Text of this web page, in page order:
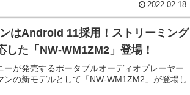
2022.02.18
はAndroid 11採用！ストリーミング
した「NW-WM1ZM2」登場！
ーが発売するポータブルオーディオプレーヤー
ンの新モデルとして「NW-WM1ZM2」が登場し